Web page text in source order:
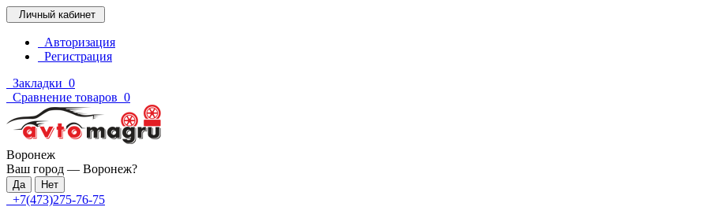
Личный кабинет
Авторизация
Регистрация
Закладки 0
Сравнение товаров 0
Воронеж
Ваш город — Воронеж?
+7(473)275-76-75